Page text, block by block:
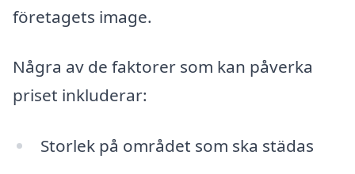
företagets image.
Några av de faktorer som kan påverka
priset inkluderar:
Storlek på området som ska städas